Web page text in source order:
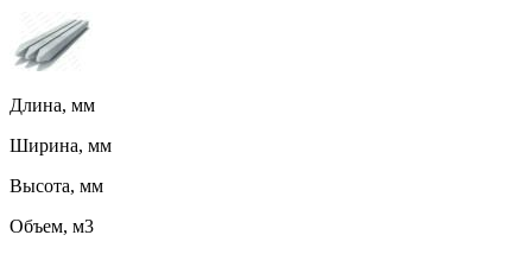
Длина, мм
Ширина, мм
Высота, мм
Объем, м3